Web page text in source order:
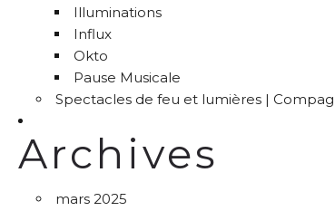
Illuminations
Influx
Okto
Pause Musicale
Spectacles de feu et lumières |
Archives
mars 2025